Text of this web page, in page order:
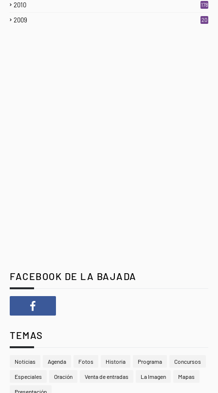
2010 178
2009 20
FACEBOOK DE LA BAJADA
TEMAS
Noticias Agenda Fotos Historia Programa Concursos
Especiales Oración Venta de entradas La Imagen Mapas
Presentación